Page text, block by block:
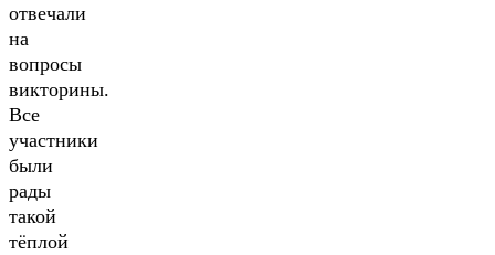
отвечали
на
вопросы
викторины.
Все
участники
были
рады
такой
тёплой